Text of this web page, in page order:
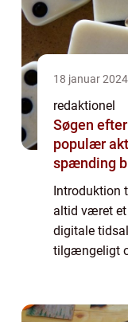
18 januar 2024
redaktionel
Søgen
populær
spænding
Introduktion
altid været
digitale
tilgængeligt